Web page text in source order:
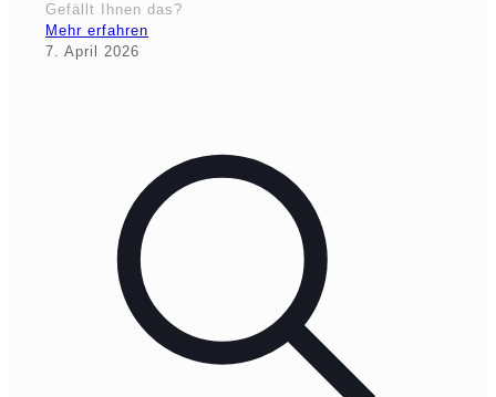
Gefällt Ihnen das?
Mehr erfahren
7. April 2026